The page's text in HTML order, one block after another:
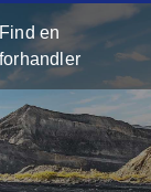
Find en
forhandler